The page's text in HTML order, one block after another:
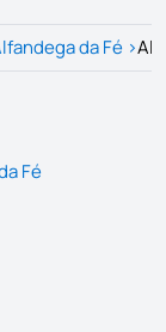
da Fé >
Fé